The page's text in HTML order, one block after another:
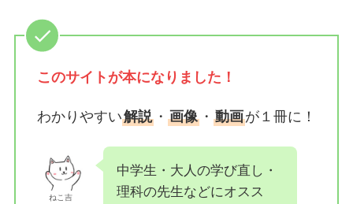
このサイトが本になりました！
わかりやすい解説・ 画像・ 動画が１冊に！
ねこ吉
中学生・大人の学び直し・
理科の先生などにオスス